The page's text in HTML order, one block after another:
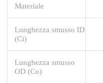
Materiale
Lunghezza smusso ID
(Ci)
Lunghezza smusso
OD (Co)